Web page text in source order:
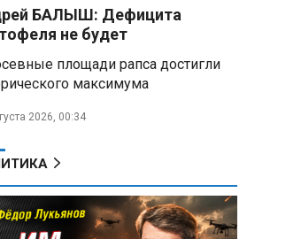
БАЛЫШ: Дефицита
не будет
площади рапса достигли
максимума
2026, 00:34